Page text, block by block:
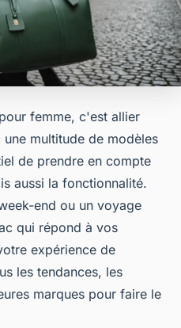
femme, c'est allier
multitude de modèles
de prendre en compte
aussi la fonctionnalité.
end ou un voyage
qui répond à vos
expérience de
les tendances, les
marques pour faire le